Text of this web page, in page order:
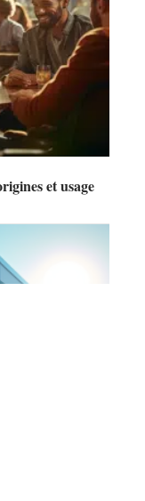
et usage